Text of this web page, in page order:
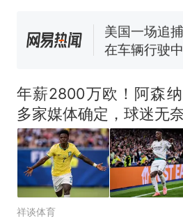
140多朵
美国一场追
在车辆行驶
官方通报
美国渔民钓
回大海 目击
来源：参考
热 西班牙飞
哥士兵搬起
争议，此前
洛哥涌入西
年薪2800万欧！阿森
多家媒体确定，球迷无
祥谈体育